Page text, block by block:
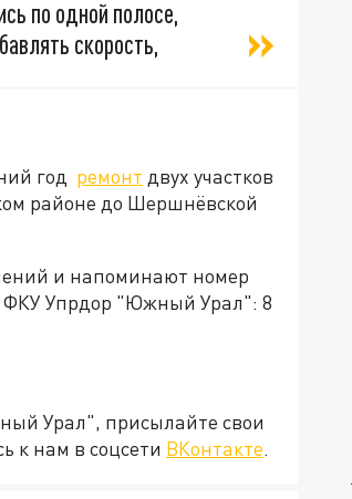
по одной полосе,
скорость,
год ремонт двух участков
районе до Шершнёвской
и напоминают номер
ФКУ Упрдор "Южный Урал": 8
Урал", присылайте свои
к нам в соцсети ВКонтакте.